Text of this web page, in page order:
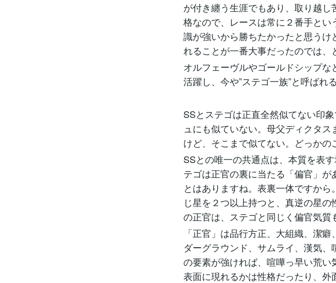
が付き纏う生涯でもあり、取り越
格なので、レースは常に２番手と
識が強いから勝ちたかったと思う
れることが一番大事だったのでは、
オルフェーヴルやゴールドシップ
活躍し、今や”ステゴ一族”と呼ばれ
SSとステゴは正直全然似てない印
ュにも似ていない。母父ディクタ
けど、そこまで似てない。どっかの
SSとの唯一の共通点は、本質を表
テゴは正官の裏に当たる「偏官」
とはありますね。表裏一体ですか
じ星を２つ以上持つと、真逆の星
の正官は、ステゴと同じく偏官気質
「正官」は品行方正、大組織、潔
ダーグラウンド、サムライ、漢気、
の要素が強ければ、喧嘩っ早い荒
表面に現れるかは性格だったり、外